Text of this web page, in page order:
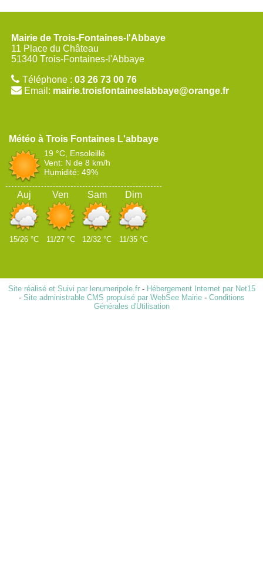
Mairie de Trois-Fontaines-l'Abbaye
11 Place du Château
51340 Trois-Fontaines-l'Abbaye
Téléphone : 03 26 73 00 76
Email: mairie.troisfontaineslabbaye@orange.fr
Trois Fontaines L'abbaye
19 °C, Ensoleillé
Vent: N de 8 km/h
Humidité: 49%
Auj
15/26 °C
Ven
11/27 °C
Sam
12/32 °C
Dim
11/35 °C
Site réalisé et Suivi par lenumeripole.fr- Hébergement Internet par Net15
- Site administrable CMS propulsé par WebSee Mairie- Conditions
Générales d'Utilisation